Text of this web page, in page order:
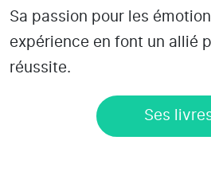
Sa passion pour les
expérience en font un allié
réussite.
Ses